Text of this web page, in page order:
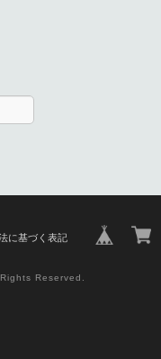
に基づく表記
Reserved.